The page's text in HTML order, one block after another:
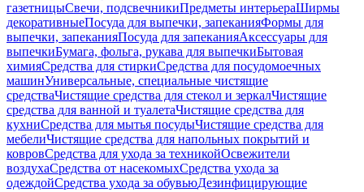
газетницыСвечи, подсвечникиПредметы интерьераШирмы
декоративныеПосуда для выпечки, запеканияФормы для
выпечки, запеканияПосуда для запеканияАксессуары для
выпечкиБумага, фольга, рукава для выпечкиБытовая
химияСредства для стиркиСредства для посудомоечных
машинУниверсальные, специальные чистящие
средстваЧистящие средства для стекол и зеркалЧистящие
средства для ванной и туалетаЧистящие средства для
кухниСредства для мытья посудыЧистящие средства для
мебелиЧистящие средства для напольных покрытий и
ковровСредства для ухода за техникойОсвежители
воздухаСредства от насекомыхСредства ухода за
одеждойСредства ухода за обувьюДезинфицирующие